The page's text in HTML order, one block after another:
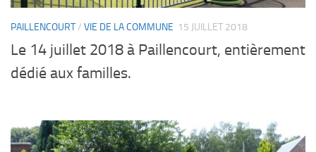
PAILLENCOURT/ VIE DE LA COMMUNE 15 JUILLET 2018
Le 14 juillet 2018 à Paillencourt, entièrement
dédié aux familles.